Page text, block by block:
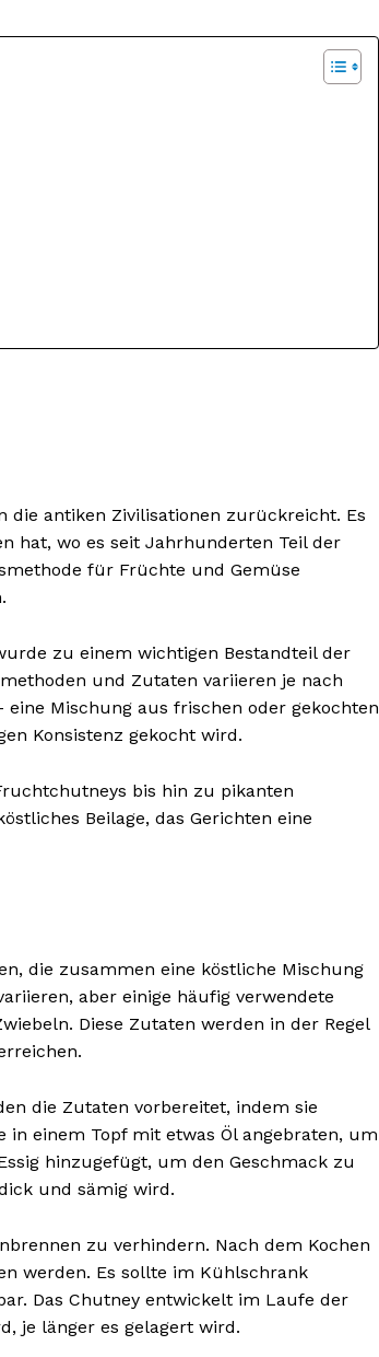
die antiken Zivilisationen zurückreicht. Es
hat, wo es seit Jahrhunderten Teil der
für Früchte und Gemüse
zu einem wichtigen Bestandteil der
und Zutaten variieren je nach
Mischung aus frischen oder gekochten
Konsistenz gekocht wird.
bis hin zu pikanten
Beilage, das Gerichten eine
die zusammen eine köstliche Mischung
aber einige häufig verwendete
Diese Zutaten werden in der Regel
die Zutaten vorbereitet, indem sie
in einem Topf mit etwas Öl angebraten, um
hinzugefügt, um den Geschmack zu
und sämig wird.
zu verhindern. Nach dem Kochen
werden. Es sollte im Kühlschrank
Das Chutney entwickelt im Laufe der
je länger es gelagert wird.